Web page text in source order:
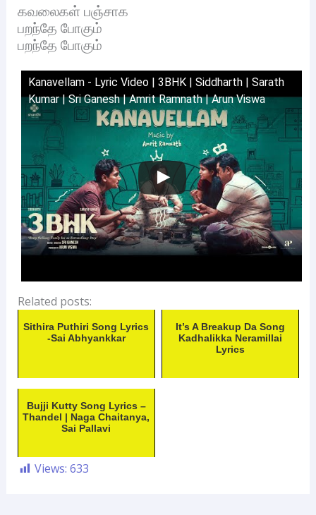
கவலைகள் பஞ்சாக
பறந்தே போகும்
பறந்தே போகும்
Kanavellam - Lyric Video | 3BHK | Siddharth | Sarath
Kumar | Sri Ganesh | Amrit Ramnath | Arun Viswa
Related posts:
Sithira Puthiri Song Lyrics
-Sai Abhyankkar
It’s A Breakup Da Song
Kadhalikka Neramillai
Lyrics
Bujji Kutty Song Lyrics –
Thandel | Naga Chaitanya,
Sai Pallavi
Views: 633